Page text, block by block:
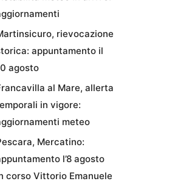
rievocazione
appuntamento il
agosto
al Mare, allerta
in vigore:
meteo
Mercatino:
l’8 agosto
corso Vittorio Emanuele